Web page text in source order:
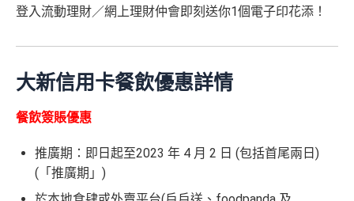
登入流動理財／網上理財仲會即刻送你1個電子印花添！
大新信用卡餐飲優惠詳情
餐飲簽賬優惠
推廣期：即日起至2023 年 4 月 2 日 (包括首尾兩日)
(「推廣期」)